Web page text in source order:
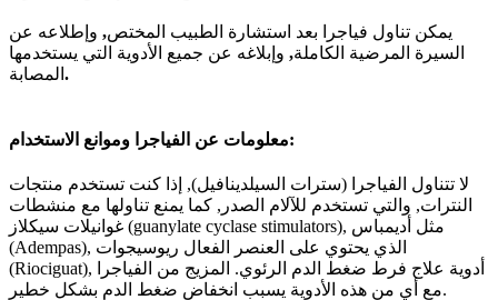
يمكن تناول فياجرا بعد استشارة الطبيب المختص, وإطلاعه عن
السيرة المرضية الكاملة, وإبلاغه عن جميع الأدوية التي يستخدمها
المصابة .
معلومات عن الفياجرا وموانع الاستخدام:
لا تتناول الفياجرا (سترات السيلدينافيل), إذا كنت تستخدم منتجات
النترات, والتي تستخدم للآلام الصدر, كما يمنع تناولها مع منشطات
غوانيلات سيكلاز (guanylate cyclase stimulators), مثل أديمباس
(Adempas), الذي يحتوي على العنصر الفعال ريوسيجوات
(Riociguat), أدوية علاج فرط ضغط الدم الرئوي. المزيج من الفياجرا
مع أي من هذه الأدوية يسبب انخفاض ضغط الدم بشكل خطير.